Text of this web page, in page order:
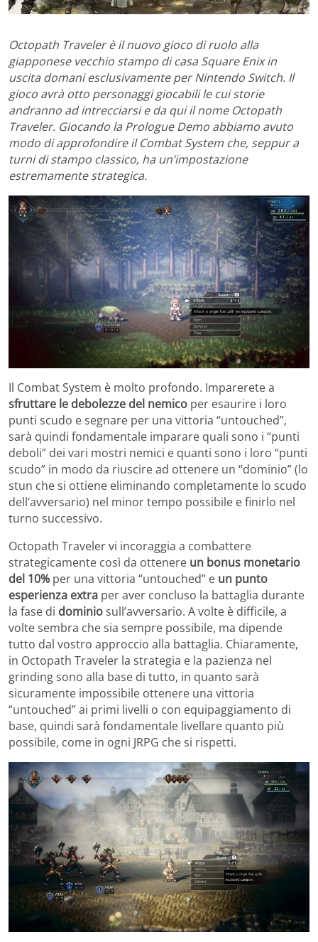
Octopath Traveler è il nuovo gioco di ruolo alla
giapponese vecchio stampo di casa Square Enix in
uscita domani esclusivamente per Nintendo Switch. Il
gioco avrà otto personaggi giocabili le cui storie
andranno ad intrecciarsi e da qui il nome Octopath
Traveler. Giocando la Prologue Demo abbiamo avuto
modo di approfondire il Combat System che, seppur a
turni di stampo classico, ha un’impostazione
estremamente strategica.
Il Combat System è molto profondo. Imparerete a
sfruttare le debolezze del nemico per esaurire i loro
punti scudo e segnare per una vittoria “untouched”,
sarà quindi fondamentale imparare quali sono i “punti
deboli” dei vari mostri nemici e quanti sono i loro “punti
scudo” in modo da riuscire ad ottenere un “dominio” (lo
stun che si ottiene eliminando completamente lo scudo
dell’avversario) nel minor tempo possibile e finirlo nel
turno successivo.
Octopath Traveler vi incoraggia a combattere
strategicamente così da ottenere un bonus monetario
del 10% per una vittoria “untouched” e un punto
esperienza extra per aver concluso la battaglia durante
la fase di dominiosull’avversario. A volte è difficile, a
volte sembra che sia sempre possibile, ma dipende
tutto dal vostro approccio alla battaglia. Chiaramente,
in Octopath Traveler la strategia e la pazienza nel
grinding sono alla base di tutto, in quanto sarà
sicuramente impossibile ottenere una vittoria
“untouched” ai primi livelli o con equipaggiamento di
base, quindi sarà fondamentale livellare quanto più
possibile, come in ogni JRPG che si rispetti.